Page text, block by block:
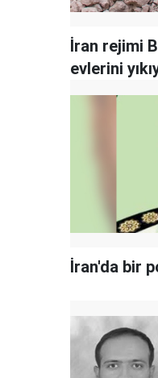
İran rejimi
evlerini
İran'da bir